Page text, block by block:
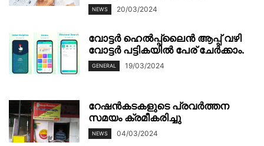
NEWS 20/03/2024
വോട്ടര്‍ ഹെല്‍പ്പ്‍ലൈന്‍ ആപ്പ് വഴി
വോട്ടര്‍ പട്ടികയില്‍ പേര് ചേര്‍ക്കാം.
GENERAL 19/03/2024
റേഷൻകടകളുടെ പ്രവർത്തന
സമയം ക്രമീകരിച്ചു
NEWS 04/03/2024